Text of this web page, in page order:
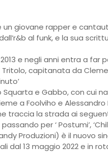
giovane rapper e
al funk, e la sua
e negli anni entra a far
Tritolo, capitanata da
Squarta e Gabbo, con cui
a Foolviho e Alessandro
traccia la strada ai
per ‘ Postumi’,
Produzioni) è il nuovo
dal 13 maggio 2022 e in